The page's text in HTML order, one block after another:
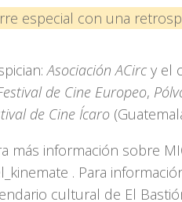
especial con una
Asociación ACirc y el
de Cine Europeo,
de Cine Ícaro
más información sobre
. Para
cultural de El